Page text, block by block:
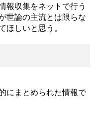
報収集をネットで行う
世論の主流とは限らな
ほしいと思う。
にまとめられた情報で